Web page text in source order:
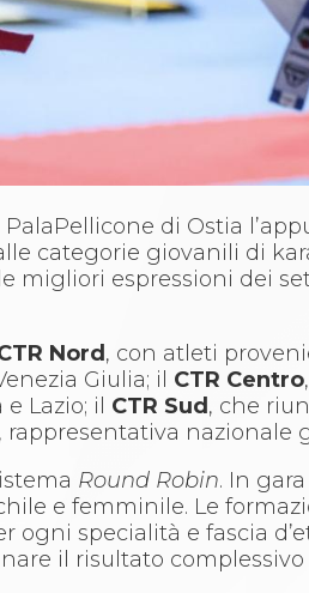
di Ostia
categorie giovanili di
migliori espressioni dei
Nord, con atleti
Giulia; il CTR Centro
Lazio; il CTR Sud, che
, rappresentativa nazionale
Round Robin. In
e femminile. Le
ogni specialità e fascia
il risultato complessivo